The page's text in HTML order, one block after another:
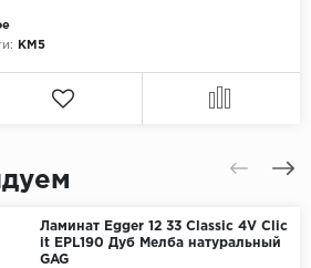
КМ5
Ламинат Egger 12 33 Classic 4V Clic
it EPL190 Дуб Мелба натуральный
GAG